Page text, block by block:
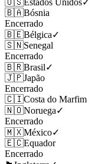
🇧🇦Bósnia
Encerrado
🇧🇪Bélgica✓
🇸🇳Senegal
Encerrado
🇧🇷Brasil✓
🇯🇵Japão
Encerrado
🇨🇮Costa do Marfim
🇳🇴Noruega✓
Encerrado
🇲🇽México✓
🇪🇨Equador
Encerrado